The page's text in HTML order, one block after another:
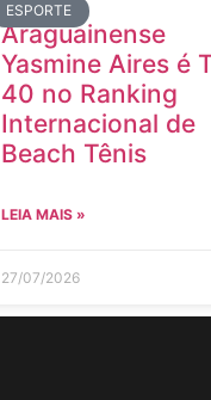
ESPORTE
Araguainense
Yasmine Aires é
40 no Ranking
Internacional de
Beach Tênis
LEIA MAIS »
27/07/2026